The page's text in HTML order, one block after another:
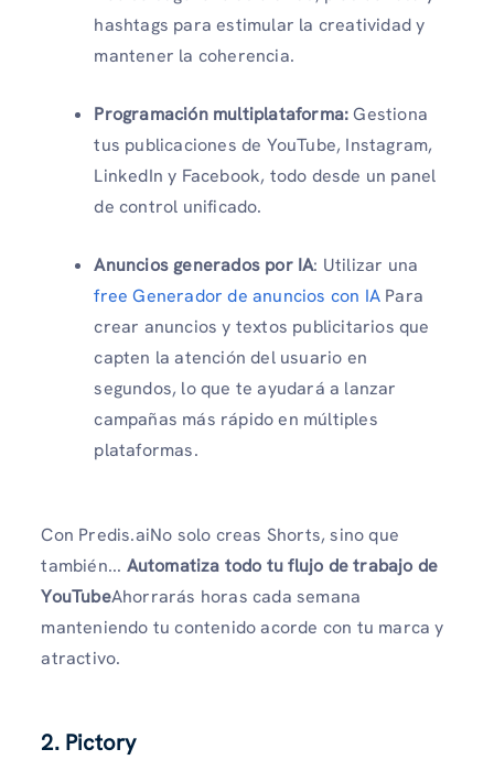
hashtags para estimular la creatividad y
mantener la coherencia.
Programación multiplataforma:Gestiona
tus publicaciones de YouTube, Instagram,
LinkedIn y Facebook, todo desde un panel
de control unificado.
Anuncios generados por IA: Utilizar una
free Generador de anuncios con IA Para
crear anuncios y textos publicitarios que
capten la atención del usuario en
segundos, lo que te ayudará a lanzar
campañas más rápido en múltiples
plataformas.
Con Predis.aiNo solo creas Shorts, sino que
también... Automatiza todo tu flujo de trabajo de
YouTubeAhorrarás horas cada semana
manteniendo tu contenido acorde con tu marca y
atractivo.
2. Pictory